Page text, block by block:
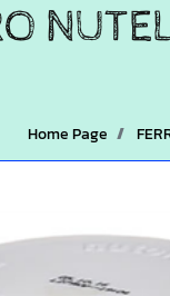
Home Page